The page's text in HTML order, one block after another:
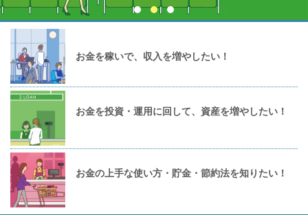
お金を稼いで、収入を増やしたい！
お金を投資・運用に回して、資産を増やしたい！
お金の上手な使い方・貯金・節約法を知りたい！